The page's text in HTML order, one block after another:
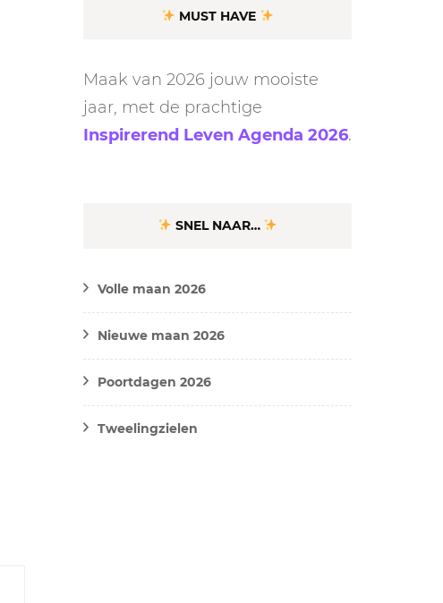
MUST HAVE
Maak van 2026 jouw mooiste
jaar, met de prachtige
Inspirerend Leven Agenda 2026.
SNEL NAAR…
Volle maan 2026
Nieuwe maan 2026
Poortdagen 2026
Tweelingzielen